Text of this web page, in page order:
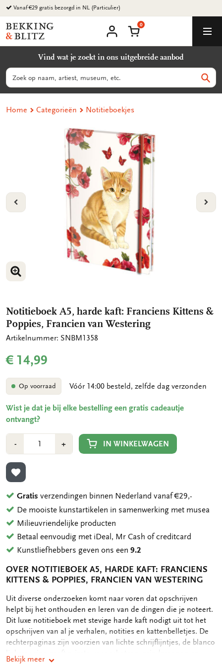
Ga
naar
content
Vanaf €29 gratis bezorgd in NL (Particulier)
Bekking
&
B.V.
account
Winkelmand
0
Vind wat je zoekt in ons uitgebreide aanbod
Zoeken
Home Categorieën Notitieboekjes
VORIGE
VERGROOT AFBEELDING
VERGROOT AFBEELDING
VERGROOT AFBEELDING
Notitieboek A5, harde kaft: Franciens Kittens &
Poppies, Francien van Westering
Artikelnummer: SNBM1358
€ 14,99
Op voorraad Vóór 14:00 besteld, zelfde dag verzonden
Wist je dat je bij elke bestelling een gratis cadeautje
ontvangt?
-Min
1
+Plus
1
IN WINKELWAGEN
TOEVOEGEN AAN VERLANGLIJST
Gratis verzendingen binnen Nederland vanaf €29,-
De mooiste kunstartikelen in samenwerking met musea
Milieuvriendelijke producten
Betaal eenvoudig met iDeal, Mr Cash of creditcard
Kunstliefhebbers geven ons een9.2
OVER NOTITIEBOEK A5, HARDE KAFT: FRANCIENS
KITTENS & POPPIES, FRANCIEN VAN WESTERING
OMSCHRIJVING
Uit diverse onderzoeken komt naar voren dat opschrijven
helpt bij het onthouden en leren van de dingen die je noteert.
Dit luxe notitieboek met stevige harde kaft nodigt uit tot het
opschrijven van al je verhalen, notities en kattenbelletjes. De
rechterpaginas zijn voorzien van lichte schrijflijntjes, de blanco
doodles. Het notitieboekje bevat achterin nog een handig
Bekijk meer